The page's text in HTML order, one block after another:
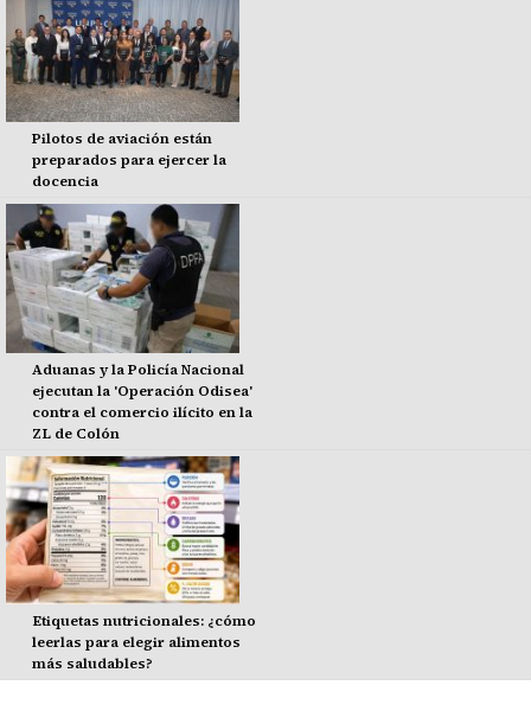
Pilotos de aviación están
preparados para ejercer la
docencia
Aduanas y la Policía Nacional
ejecutan la 'Operación Odisea'
contra el comercio ilícito en la
ZL de Colón
Etiquetas nutricionales: ¿cómo
leerlas para elegir alimentos
más saludables?